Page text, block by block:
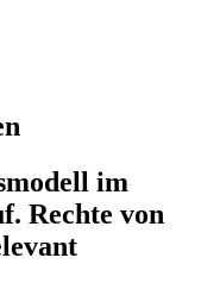
im
Rechte von